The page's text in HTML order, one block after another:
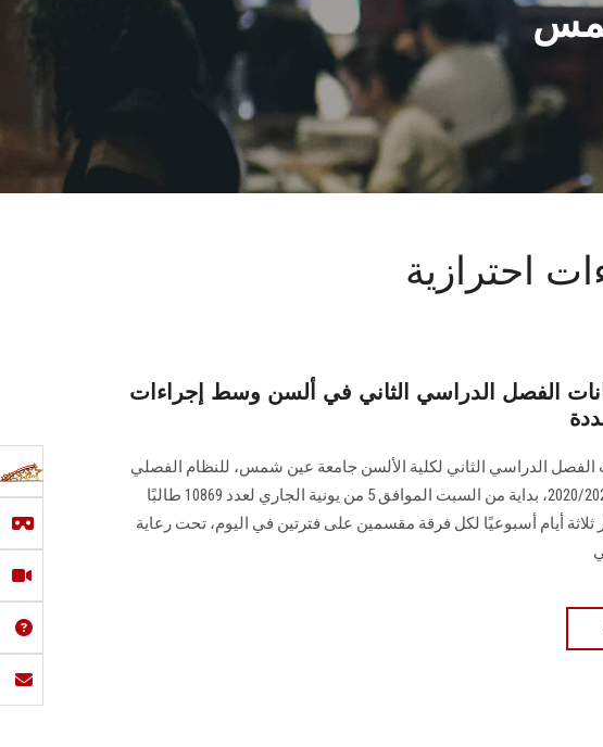
احترازية
الفصل الدراسي الثاني في ألسن وسط إجراءات
الفصل الدراسي الثاني لكلية الألسن جامعة عين شمس، للنظام الفصلي
للعام الدراسي 2020/2021، بداية من السبت الموافق 5 من يونية الجاري لعدد 10869 طالبًا
ثلاثة أيام أسبوعيًا لكل فرقة مقسمين على فترتين في اليوم، تحت رعاية